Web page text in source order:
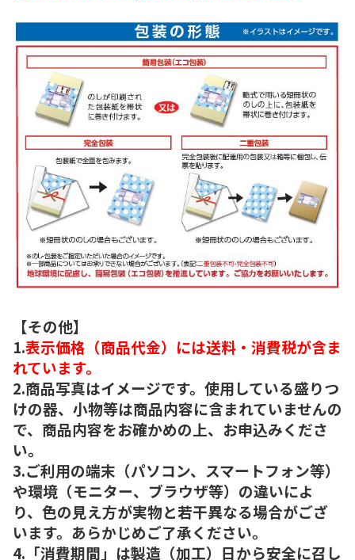
【その他】
1.表示価格（商品代金）には送料・消費税が含ま
れています。
2.商品写真はイメージです。使用している盛りつ
けの器、小物等は商品内容に含まれていませんの
で、商品内容をお確かめの上、お申込みくださ
い。
3.ご利用の端末（パソコン、スマートフォン等）
や環境（モニター、ブラウザ等）の違いによ
り、色の見え方が実物と若干異なる場合がござ
います。あらかじめご了承ください。
4.「消費期間」は製造（加工）日から安全に召し